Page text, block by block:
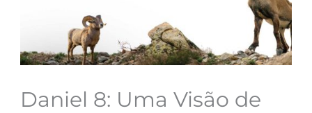
Daniel 8: Uma Visão de